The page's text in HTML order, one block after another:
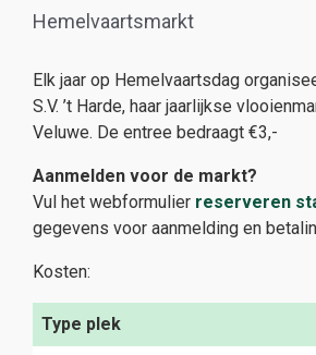
Hemelvaartsmarkt
Elk jaar op Hemelvaartsdag
S.V. ’t Harde, haar jaarlijkse
Veluwe. De entree bedraagt €3,-
Aanmelden voor de markt?
Vul het webformulier reserveren
gegevens voor aanmelding en
Kosten:
Type plek